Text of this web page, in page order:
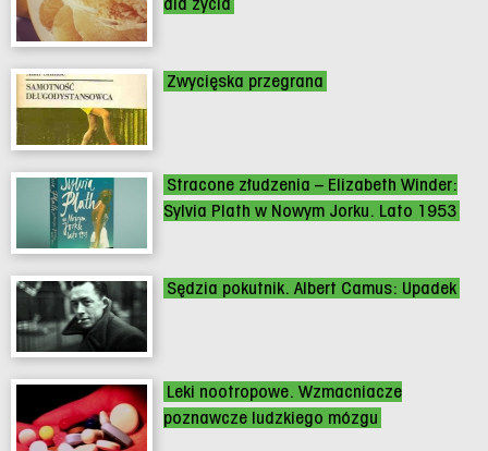
Zwycięska przegrana
Stracone złudzenia – Elizabeth Winder:
Sylvia Plath w Nowym Jorku. Lato 1953
Sędzia pokutnik. Albert Camus: Upadek
Leki nootropowe. Wzmacniacze
poznawcze ludzkiego mózgu